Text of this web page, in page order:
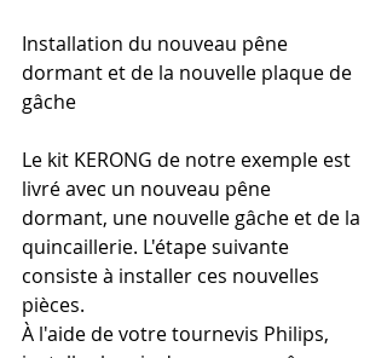
Installation du nouveau pêne
dormant et de la nouvelle plaque de
gâche
Le kit KERONG de notre exemple est
livré avec un nouveau pêne
dormant, une nouvelle gâche et de la
quincaillerie. L'étape suivante
consiste à installer ces nouvelles
pièces.
À l'aide de votre tournevis Philips,